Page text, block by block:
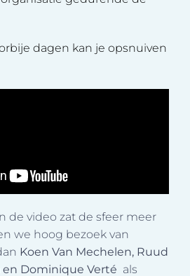
dagen kan je opsnuiven
de video zat de sfeer meer
we hoog bezoek van
Koen Van Mechelen, Ruud
en Dominique Verté als